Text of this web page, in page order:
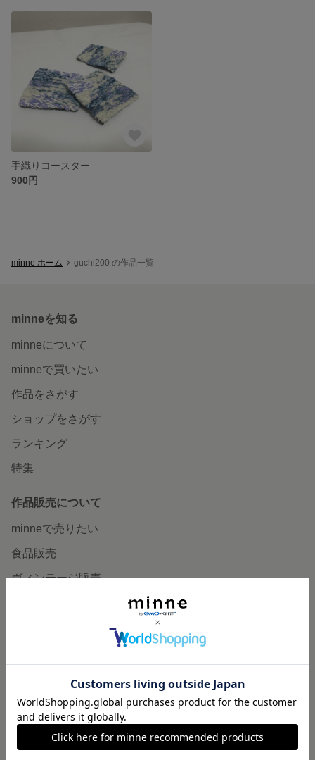
手織りコースター
900円
minne ホーム guchi200 の作品一覧
minneを知る
minneについて
minneで買いたい
作品をさがす
ショップをさがす
ランキング
特集
作品販売について
minneで売りたい
食品販売
ヴィンテージ販売
読みもの
minneとものづくりと